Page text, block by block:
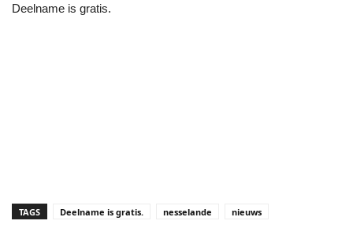
Deelname is gratis.
TAGS Deelname is gratis. nesselande nieuws